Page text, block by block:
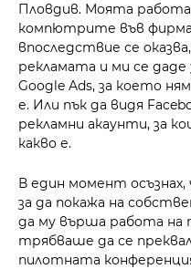
Пловдив. Моята
компютрите във
впоследствие се
рекламата и ми се даде
Google Ads, за което
е. Или пък да видя
рекламни акаунти, за
какво е.
В един момент
за да покажа на
да му върша работа на
трябваше да се
пилотната